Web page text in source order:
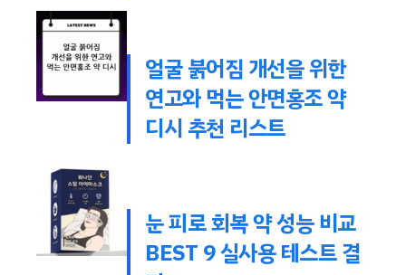
얼굴 붉어짐 개선을 위한
연고와 먹는 안면홍조 약
디시 추천 리스트
눈 피로 회복 약 성능 비교
BEST 9 실사용 테스트 결